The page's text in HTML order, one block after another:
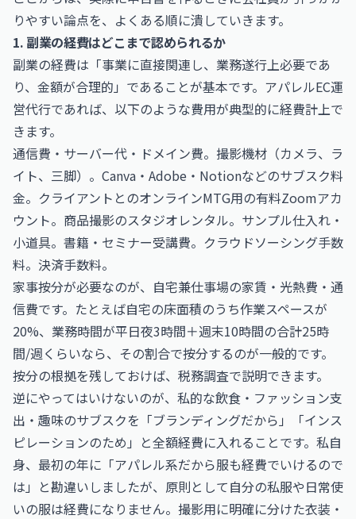
りやすい論点を、よくある順に潰していきます。
1. 副業の経費はどこまで認められるか
副業の経費は「事業に直接関連し、業務遂行上必要であ
り、金額が合理的」であることが基本です。アパレルEC運
営代行であれば、以下のような費用が典型的に経費計上で
きます。
通信費・サーバー代・ドメイン費。撮影機材（カメラ、ラ
イト、三脚）。Canva・Adobe・Notionなどのサブスク料
金。クライアントとのオンラインMTG用の有料Zoomアカ
ウント。商品撮影のスタジオレンタル。サンプル仕入れ・
小道具。書籍・セミナー受講費。クラウドソーシング手数
料。決済手数料。
家事按分が必要なのが、自宅兼仕事場の家賃・光熱費・通
信費です。たとえば自宅の床面積のうち作業スペースが
20%、業務時間が平日夜3時間＋週末10時間の合計25時
間/週くらいなら、その割合で按分するのが一般的です。
按分の根拠を残しておけば、税務調査で説明できます。
逆にやってはいけないのが、私的な飲食・ファッション支
出・趣味のサブスクを「ブランディングだから」「インス
ピレーションのため」と全額経費に入れることです。私自
身、最初の年に「アパレル系だから服も経費でいけるので
は」と勘違いしましたが、原則として自分の私服や日常使
いの服は経費になりません。撮影用に明確に分けた衣装・